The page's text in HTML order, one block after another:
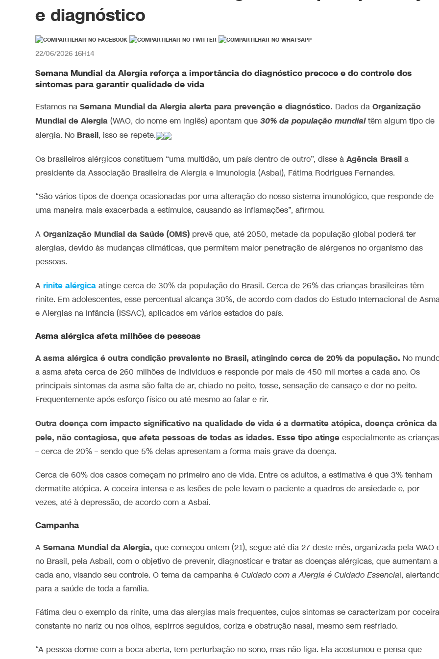
e diagnóstico
22/06/2026 16H14
Semana Mundial da Alergia reforça a importância do diagnóstico precoce e do controle dos
sintomas para garantir qualidade de vida
Estamos na Semana Mundial da Alergia alerta para prevenção e diagnóstico. Dados da Organização
Mundial de Alergia (WAO, do nome em inglês) apontam que 30% da população mundialtêm algum tipo de
alergia. No Brasil, isso se repete.
Os brasileiros alérgicos constituem “uma multidão, um país dentro de outro”, disse à Agência Brasil a
presidente da Associação Brasileira de Alergia e Imunologia (Asbai), Fátima Rodrigues Fernandes.
“São vários tipos de doença ocasionadas por uma alteração do nosso sistema imunológico, que responde de
uma maneira mais exacerbada a estímulos, causando as inflamações”, afirmou.
A Organização Mundial da Saúde (OMS) prevê que, até 2050, metade da população global poderá ter
alergias, devido às mudanças climáticas, que permitem maior penetração de alérgenos no organismo das
pessoas.
A rinite alérgica atinge cerca de 30% da população do Brasil. Cerca de 26% das crianças brasileiras têm
rinite. Em adolescentes, esse percentual alcança 30%, de acordo com dados do Estudo Internacional de
e Alergias na Infância (ISSAC), aplicados em vários estados do país.
Asma alérgica afeta milhões de pessoas
A asma alérgica é outra condição prevalente no Brasil, atingindo cerca de 20% da população. No
a asma afeta cerca de 260 milhões de indivíduos e responde por mais de 450 mil mortes a cada ano. Os
principais sintomas da asma são falta de ar, chiado no peito, tosse, sensação de cansaço e dor no peito.
Frequentemente após esforço físico ou até mesmo ao falar e rir.
Outra doença com impacto significativo na qualidade de vida é a dermatite atópica, doença crônica da
pele, não contagiosa, que afeta pessoas de todas as idades. Esse tipo atinge especialmente as crianças
– cerca de 20% – sendo que 5% delas apresentam a forma mais grave da doença.
Cerca de 60% dos casos começam no primeiro ano de vida. Entre os adultos, a estimativa é que 3% tenham
dermatite atópica. A coceira intensa e as lesões de pele levam o paciente a quadros de ansiedade e, por
vezes, até à depressão, de acordo com a Asbai.
Campanha
A Semana Mundial da Alergia, que começou ontem (21), segue até dia 27 deste mês, organizada pela WAO
no Brasil, pela AsbaiI, com o objetivo de prevenir, diagnosticar e tratar as doenças alérgicas, que aumentam a
cada ano, visando seu controle. O tema da campanha é Cuidado com a Alergia é Cuidado Essencial,
para a saúde de toda a família.
Fátima deu o exemplo da rinite, uma das alergias mais frequentes, cujos sintomas se caracterizam por coceira
constante no nariz ou nos olhos, espirros seguidos, coriza e obstrução nasal, mesmo sem resfriado.
“A pessoa dorme com a boca aberta, tem perturbação no sono, mas não liga. Ela acostumou e pensa que